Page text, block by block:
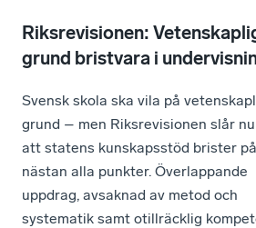
Riksrevisionen:
grund bristvara i
Svensk skola ska vila på
grund – men Riksrevisionen slår
att statens kunskapsstöd brister på
nästan alla punkter. Överlappande
uppdrag, avsaknad av metod och
systematik samt otillräcklig